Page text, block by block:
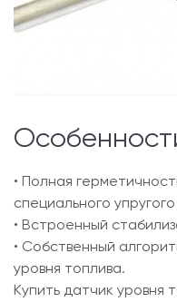
• Полная
специального
• Встроенный
• Собственный
уровня топлива.
Купить датчик уровня